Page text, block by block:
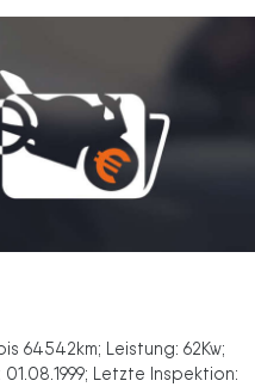
64542km; Leistung: 62Kw;
01.08.1999; Letzte Inspektion: